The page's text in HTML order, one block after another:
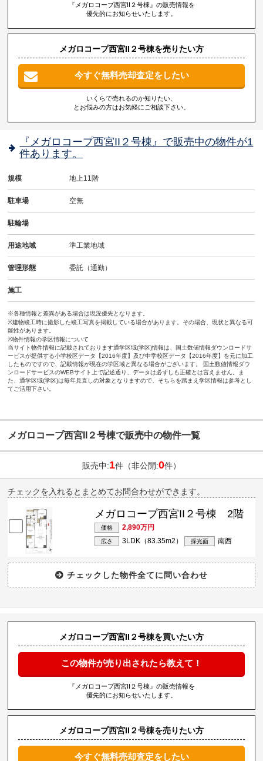
『メガロコープ西宮II２号棟』の販売情報を
優先的にお知らせいたします。
メガロコープ西宮II２号棟を売りたい方
今すぐ無料売却査定をしたい
いくらで売れるのか知りたい、
とお悩みの方はお気軽にご相談下さい。
『メガロコープ西宮II２号棟』で販売中の物件が1
件あります。
規模 地上11階
駐車場 空無
駐輪場
用途地域 準工業地域
管理形態 委託（通勤）
施工
※各種情報と差異がある場合は現況優先となります。
※建物竣工時に撮影した竣工写真を掲載している場合があります。その場合、現状と異なる可
能性があります。
※物件情報の学区情報について
当サイト物件情報に記載されております通学区域(学区)情報は、国土数値情報ダウンロードサ
ービスが提供する小学校区データ【2016年度】及び中学校区データ【2016年度】を元に加工
したものですので、記載情報が現在の学区域と異なる場合がございます。 国土数値情報ダウ
ンロードサービスのWEBサイト上で記述通り、データは必ずしも正確とは言えません。ま
た、通学区域(学区)は毎年見直しの対象となりますので、そちらを踏まえ学区情報は参考とし
てご活用下さい。
メガロコープ西宮II２号棟で販売中の物件一覧
販売中:1件（非公開:0件）
チェックを入れるとまとめてお問合わせができます。
メガロコープ西宮II２号棟 2階
価格 2,890万円
広さ 3LDK（83.35m2 ） 採光面 南西
メガロコープ西宮II２号棟を買いたい方
この物件が売り出されたら教えて！
『メガロコープ西宮II２号棟』の販売情報を
優先的にお知らせいたします。
メガロコープ西宮II２号棟を売りたい方
今すぐ無料売却査定をしたい